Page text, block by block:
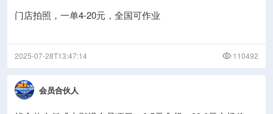
门店拍照，一单4-20元，全国可作业
2025-07-28T13:47:14 110492
会员合伙人